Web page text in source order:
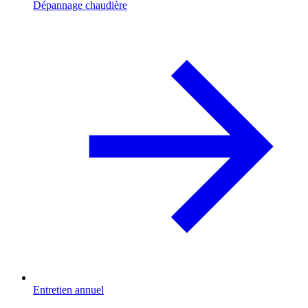
Dépannage chaudière
Entretien annuel